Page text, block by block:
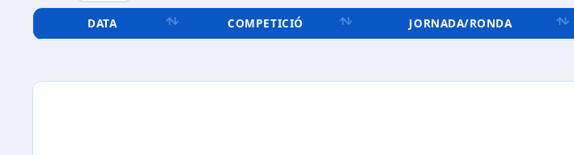
DATA COMPETICIÓ JORNADA/RONDA